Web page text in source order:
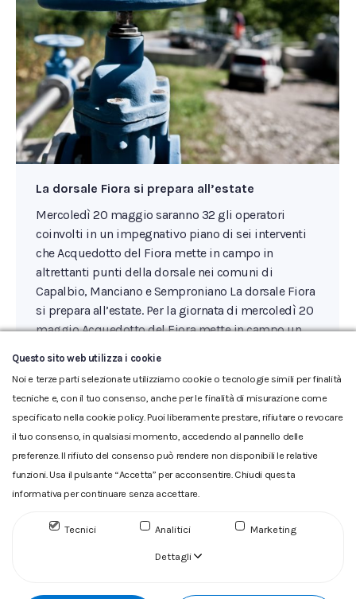
La dorsale Fiora si prepara all’estate
Mercoledì 20 maggio saranno 32 gli operatori
coinvolti in un impegnativo piano di sei interventi
che Acquedotto del Fiora mette in campo in
altrettanti punti della dorsale nei comuni di
Capalbio, Manciano e Semproniano La dorsale Fiora
si prepara all’estate. Per la giornata di mercoledì 20
maggio Acquedotto del Fiora mette in campo un
Glossario|Privacy|Cookie|Reclamo
fiscale 00304790538 (P.IVA) già iscritta al n.10.029 - Capitale
Questo sito web utilizza i cookie
Noi e terze parti selezionate utilizziamo cookie o tecnologie simili per finalità
tecniche e, con il tuo consenso, anche per le finalità di misurazione come
specificato nella cookie policy. Puoi liberamente prestare, rifiutare o revocare
il tuo consenso, in qualsiasi momento, accedendo al pannello delle
preferenze. Il rifiuto del consenso può rendere non disponibili le relative
funzioni. Usa il pulsante “Accetta” per acconsentire. Chiudi questa
informativa per continuare senza accettare.
Tecnici Analitici Marketing
Dettagli